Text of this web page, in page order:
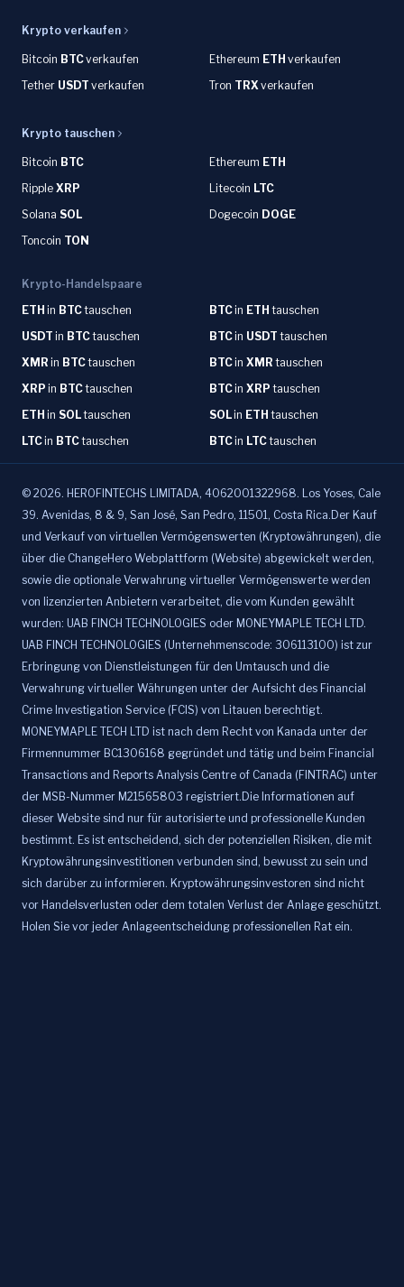
Krypto verkaufen
Bitcoin BTCverkaufen Ethereum ETH verkaufen
Tether USDT verkaufen Tron TRXverkaufen
Krypto tauschen
Bitcoin BTC Ethereum ETH
Ripple XRP Litecoin LTC
Solana SOL Dogecoin DOGE
Toncoin TON
Krypto-Handelspaare
ETH in BTCtauschen BTCin ETH tauschen
USDT in BTCtauschen BTCin USDT tauschen
XMR in BTCtauschen BTCin XMR tauschen
XRP in BTCtauschen BTCin XRP tauschen
ETH in SOLtauschen SOLin ETH tauschen
LTCin BTCtauschen BTCin LTCtauschen
© 2026. HEROFINTECHS LIMITADA, 4062001322968. Los Yoses, Cale
39. Avenidas, 8 & 9, San José, San Pedro, 11501, Costa Rica.Der Kauf
und Verkauf von virtuellen Vermögenswerten (Kryptowährungen), die
über die ChangeHero Webplattform (Website) abgewickelt werden,
sowie die optionale Verwahrung virtueller Vermögenswerte werden
von lizenzierten Anbietern verarbeitet, die vom Kunden gewählt
wurden: UAB FINCH TECHNOLOGIES oder MONEYMAPLE TECH LTD.
UAB FINCH TECHNOLOGIES (Unternehmenscode: 306113100) ist zur
Erbringung von Dienstleistungen für den Umtausch und die
Verwahrung virtueller Währungen unter der Aufsicht des Financial
Crime Investigation Service (FCIS) von Litauen berechtigt.
MONEYMAPLE TECH LTD ist nach dem Recht von Kanada unter der
Firmennummer BC1306168 gegründet und tätig und beim Financial
Transactions and Reports Analysis Centre of Canada (FINTRAC) unter
der MSB-Nummer M21565803 registriert.Die Informationen auf
dieser Website sind nur für autorisierte und professionelle Kunden
bestimmt. Es ist entscheidend, sich der potenziellen Risiken, die mit
Kryptowährungsinvestitionen verbunden sind, bewusst zu sein und
sich darüber zu informieren. Kryptowährungsinvestoren sind nicht
vor Handelsverlusten oder dem totalen Verlust der Anlage geschützt.
Holen Sie vor jeder Anlageentscheidung professionellen Rat ein.